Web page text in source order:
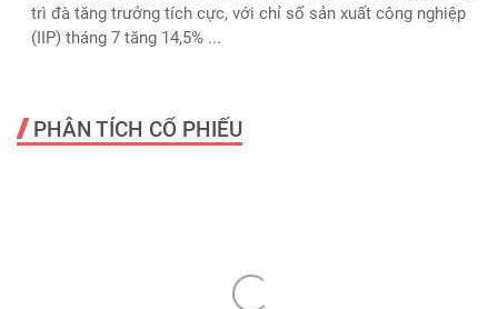
trì đà tăng trưởng tích cực, với chỉ số sản xuất công nghiệp
(IIP) tháng 7 tăng 14,5% ...
PHÂN TÍCH CỔ PHIẾU